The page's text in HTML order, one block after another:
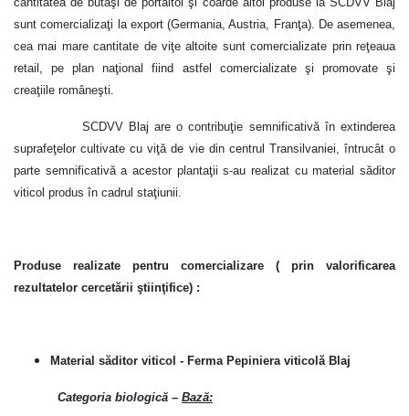
sunt comercializaţi la export (Germania, Austria, Franţa). De asemenea,
cea mai mare cantitate de viţe altoite sunt comercializate prin reţeaua
retail, pe plan naţional fiind astfel comercializate şi promovate şi
creaţiile româneşti.
SCDVV Blaj are o contribuţie semnificativă în extinderea
suprafeţelor cultivate cu viţă de vie din centrul Transilvaniei, întrucât o
parte semnificativă a acestor plantaţii s-au realizat cu material săditor
viticol produs în cadrul staţiunii.
Produse realizate pentru comercializare ( prin valorificarea
rezultatelor cercetării ştiinţifice) :
Material săditor viticol - Ferma Pepiniera viticolă Blaj
Categoria biologică – Bază: